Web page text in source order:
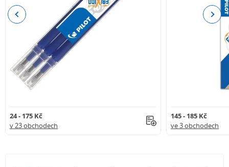
24 - 175 Kč
v 23 obchodech
145 - 185 Kč
ve 3 obchodech
Previous Next